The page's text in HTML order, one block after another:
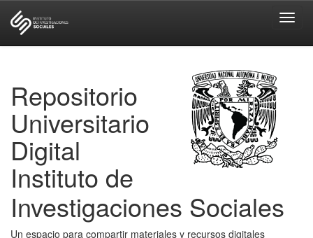
Repositorio
Universitario
Digital
Instituto de
Investigaciones Sociales
Un espacio para compartir materiales y recursos digitales